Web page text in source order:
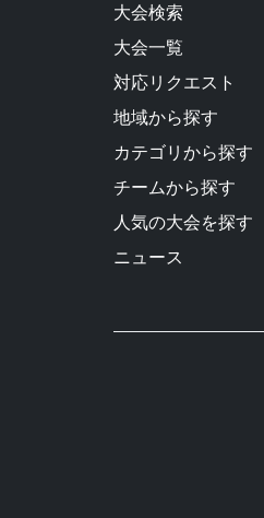
大会検索
大会一覧
対応リクエスト
地域から探す
カテゴリから探す
チームから探す
人気の大会を探す
ニュース